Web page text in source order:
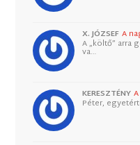
X. JÓZSEF A
A „költő” arra
va…
KERESZTÉNY
Péter,